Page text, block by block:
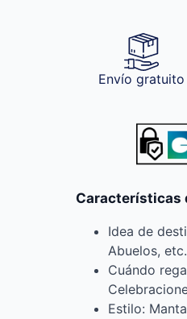
Envío gratuito
Características
Idea de
Abuelos, etc.
Cuándo
Estilo: